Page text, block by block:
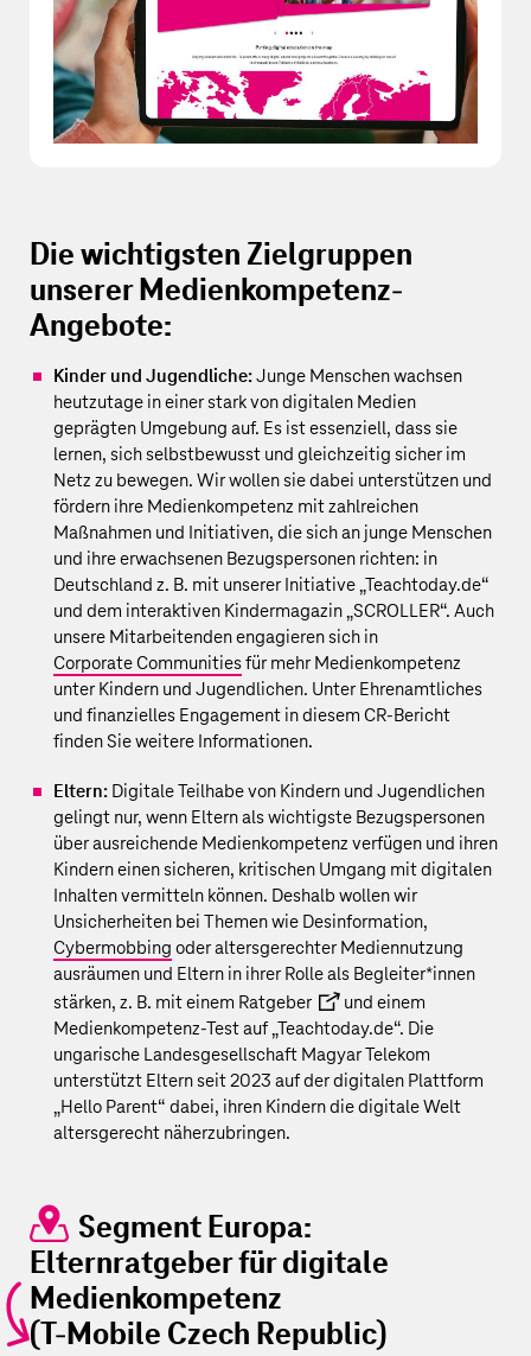
Die wichtigsten Zielgruppen
unserer Medienkompetenz-
Angebote:
Kinder und Jugendliche:Junge Menschen wachsen
heutzutage in einer stark von digitalen Medien
geprägten Umgebung auf. Es ist essenziell, dass sie
lernen, sich selbstbewusst und gleichzeitig sicher im
Netz zu bewegen. Wir wollen sie dabei unterstützen und
fördern ihre Medienkompetenz mit zahlreichen
Maßnahmen und Initiativen, die sich an junge Menschen
und ihre erwachsenen Bezugspersonen richten: in
Deutschland z. B. mit unserer Initiative „Teachtoday.de“
und dem interaktiven Kindermagazin „SCROLLER“. Auch
unsere Mitarbeitenden engagieren sich in
Corporate Communitiesfür mehr Medienkompetenz
unter Kindern und Jugendlichen. Unter Ehrenamtliches
und finanzielles Engagement in diesem CR-Bericht
finden Sie weitere Informationen.
Eltern: Digitale Teilhabe von Kindern und Jugendlichen
gelingt nur, wenn Eltern als wichtigste Bezugspersonen
über ausreichende Medienkompetenz verfügen und ihren
Kindern einen sicheren, kritischen Umgang mit digitalen
Inhalten vermitteln können. Deshalb wollen wir
Unsicherheiten bei Themen wie Desinformation,
Cybermobbing oder altersgerechter Mediennutzung
ausräumen und Eltern in ihrer Rolle als Begleiter*innen
stärken, z. B. mit einem Ratgeber
und einem
Medienkompetenz-Test auf „Teachtoday.de“. Die
ungarische Landesgesellschaft Magyar Telekom
unterstützt Eltern seit 2023 auf der digitalen Plattform
„Hello Parent“ dabei, ihren Kindern die digitale Welt
altersgerecht näherzubringen.
Segment Europa:
Elternratgeber für digitale
Medienkompetenz
(T‑Mobile Czech Republic)